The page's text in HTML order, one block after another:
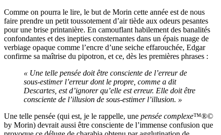
Comme on pourra le lire, le but de Morin cette année est de nous
faire prendre un petit toussotement d’air tiède aux odeurs pesantes
pour une brise printanière. En camouflant habilement des banalités
confondantes et des inepties consternantes dans un épais nuage de
verbiage opaque comme l’encre d’une seiche effarouchée, Edgar
confirme sa maîtrise du pipotron, et ce, dès les premières phrases :
« Une telle pensée doit être consciente de l’erreur de
sous-estimer l’erreur dont le propre, comme a dit
Descartes, est d’ignorer qu’elle est erreur. Elle doit être
consciente de l’illusion de sous-estimer l’illusion. »
Une telle pensée (qui est, je le rappelle, une pensée complexe™®©
by Morin) devrait aussi être consciente de l’immense confusion que